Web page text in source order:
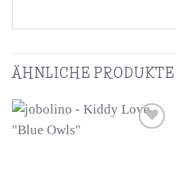
ÄHNLICHE PRODUKTE